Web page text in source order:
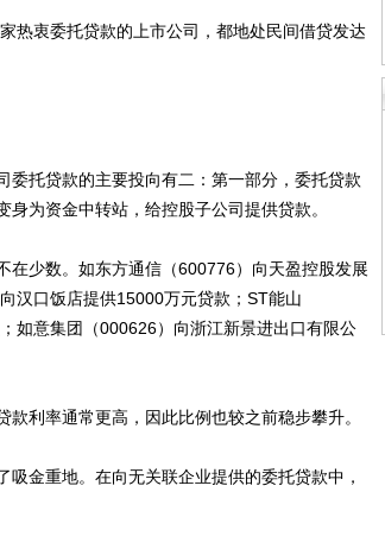
衷委托贷款的上市公司，都地处民间借贷发达
托贷款的主要投向有二：第一部分，委托贷款
为资金中转站，给控股子公司提供贷款。
少数。如东方通信（600776）向天盈控股发展
汉口饭店提供15000万元贷款；ST能山
如意集团（000626）向浙江新景进出口有限公
利率通常更高，因此比例也较之前稳步攀升。
金重地。在向无关联企业提供的委托贷款中，